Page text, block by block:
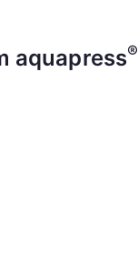
aquapress®